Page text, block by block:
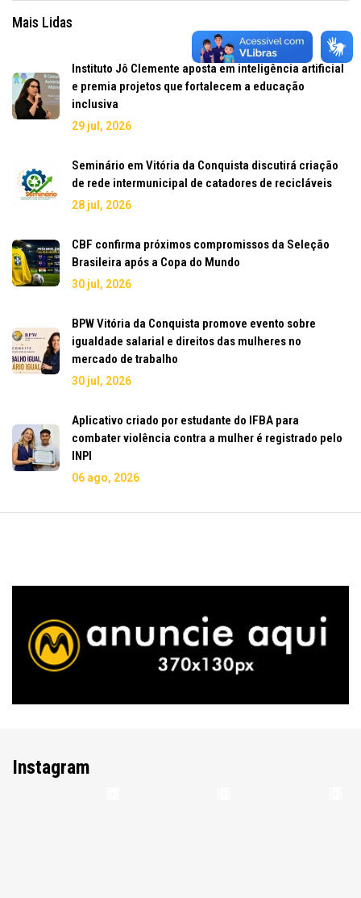
Mais Lidas
Instituto Jô Clemente aposta em inteligência artificial
e premia projetos que fortalecem a educação
inclusiva
29 jul, 2026
Seminário em Vitória da Conquista discutirá criação
de rede intermunicipal de catadores de recicláveis
28 jul, 2026
CBF confirma próximos compromissos da Seleção
Brasileira após a Copa do Mundo
30 jul, 2026
BPW Vitória da Conquista promove evento sobre
igualdade salarial e direitos das mulheres no
mercado de trabalho
30 jul, 2026
Aplicativo criado por estudante do IFBA para
combater violência contra a mulher é registrado pelo
INPI
06 ago, 2026
Instagram